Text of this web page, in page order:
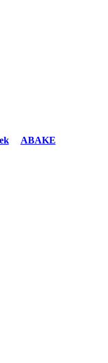
ABAKE